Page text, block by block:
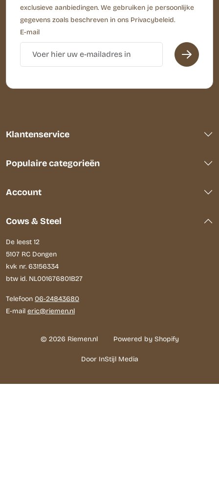
exclusieve aanbiedingen. We gebruiken je persoonlijke
gegevens zoals beschreven in ons Privacybeleid.
E-mail
Klantenservice
Populaire categorieën
Account
Cows & Steel
De leest 12
5107 RC Dongen
kvk nr. 63156334
btw id. NL001676801B27
Telefoon 06-24843680
E-mail eric@riemen.nl
© 2026 Riemen.nl Powered by Shopify
Door InStijl Media